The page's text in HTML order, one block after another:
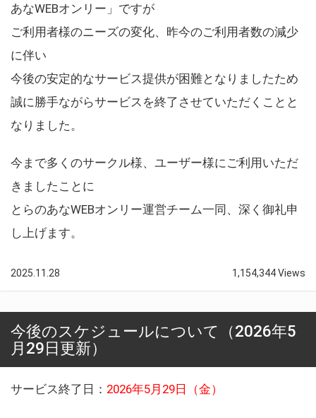
あなWEBオンリー」ですが
ご利用者様のニーズの変化、昨今のご利用者数の減少
に伴い
今後の安定的なサービス提供が困難となりましたため
誠に勝手ながらサービスを終了させていただくことと
なりました。
今まで多くのサークル様、ユーザー様にご利用いただ
きましたことに
とらのあなWEBオンリー運営チーム一同、深く御礼申
し上げます。
2025.11.28 1,154,344 Views
今後のスケジュールについて（2026年5
月29日更新）
サービス終了日： 2026年5月29日（金）